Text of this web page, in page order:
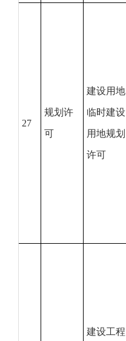
27
规划许
可
建设用地
临时建设
用地规划
许可
建设工程